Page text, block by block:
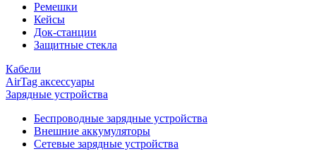
Ремешки
Кейсы
Док-станции
Защитные стекла
Кабели
AirTag аксессуары
Зарядные устройства
Беспроводные зарядные устройства
Внешние аккумуляторы
Сетевые зарядные устройства